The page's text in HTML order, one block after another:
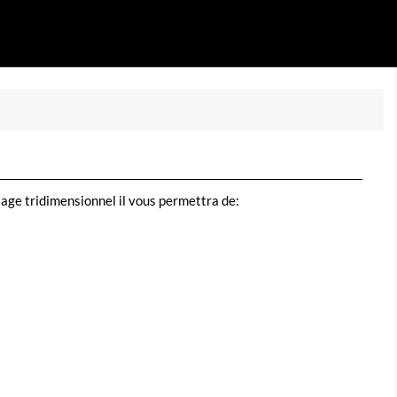
tridimensionnel il vous permettra de: